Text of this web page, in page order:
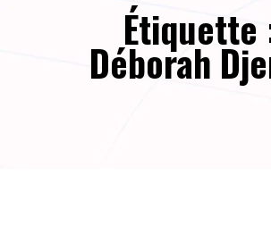
Étiquette
Déborah